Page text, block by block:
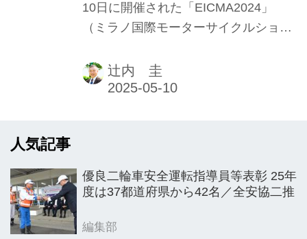
【EICMA現地レポート
②】
10日に開催された「EICMA2024」
（ミラノ国際モーターサイクルショ
ーターヨーロッパ・リミテッドがプレ
ゼンテーションを行ったのは、プレス
辻内 圭
人気記事
優良二輪車安全運転指導員等表彰 25年
度は37都道府県から42名／全安協二推
編集部